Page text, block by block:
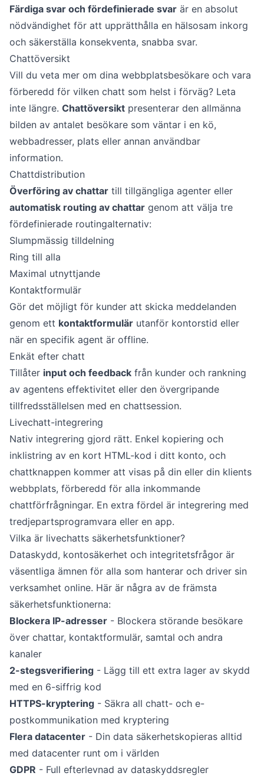
Färdiga svar och fördefinierade svar är en absolut
nödvändighet för att upprätthålla en hälsosam inkorg
och säkerställa konsekventa, snabba svar.
Chattöversikt
Vill du veta mer om dina webbplatsbesökare och vara
förberedd för vilken chatt som helst i förväg? Leta
inte längre. Chattöversikt presenterar den allmänna
bilden av antalet besökare som väntar i en kö,
webbadresser, plats eller annan användbar
information.
Chattdistribution
Överföring av chattar till tillgängliga agenter eller
automatisk routing av chattar genom att välja tre
fördefinierade routingalternativ:
Slumpmässig tilldelning
Ring till alla
Maximal utnyttjande
Kontaktformulär
Gör det möjligt för kunder att skicka meddelanden
genom ett kontaktformulär utanför kontorstid eller
när en specifik agent är offline.
Enkät efter chatt
Tillåter input och feedback från kunder och rankning
av agentens effektivitet eller den övergripande
tillfredsställelsen med en chattsession.
Livechatt-integrering
Nativ integrering gjord rätt. Enkel kopiering och
inklistring av en kort HTML-kod i ditt konto, och
chattknappen kommer att visas på din eller din klients
webbplats, förberedd för alla inkommande
chattförfrågningar. En extra fördel är integrering med
tredjepartsprogramvara eller en app.
Vilka är livechatts säkerhetsfunktioner?
Dataskydd, kontosäkerhet och integritetsfrågor är
väsentliga ämnen för alla som hanterar och driver sin
verksamhet online. Här är några av de främsta
säkerhetsfunktionerna:
Blockera IP-adresser - Blockera störande besökare
över chattar, kontaktformulär, samtal och andra
kanaler
2-stegsverifiering - Lägg till ett extra lager av skydd
med en 6-siffrig kod
HTTPS-kryptering - Säkra all chatt- och e-
postkommunikation med kryptering
Flera datacenter - Din data säkerhetskopieras alltid
med datacenter runt om i världen
GDPR - Full efterlevnad av dataskyddsregler